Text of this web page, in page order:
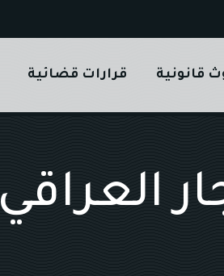
قانونية قرارات قضائية
العراقي